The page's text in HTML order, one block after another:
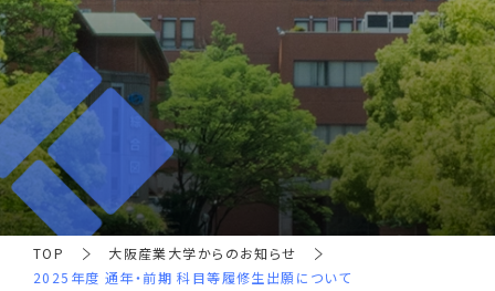
TOP
大阪産業大学からのお知らせ
2025年度 通年・前期 科目等履修生出願について